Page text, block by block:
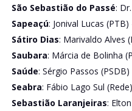
São Sebastião do Passé:
Sapeaçú: Jonival Lucas (PTB)
Sátiro Dias: Marivaldo Alves
Saubara: Márcia de Bolinha
Saúde: Sérgio Passos
Seabra: Fábio Lago Sul
Sebastião Laranjeiras: